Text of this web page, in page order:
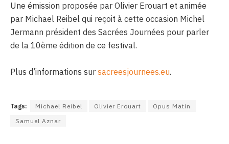
Une émission proposée par Olivier Erouart et animée
par Michael Reibel qui reçoit à cette occasion Michel
Jermann président des Sacrées Journées pour parler
de la 10ème édition de ce festival.
Plus d’informations sur sacreesjournees.eu.
Tags: Michael Reibel Olivier Erouart
Opus Matin
Samuel Aznar